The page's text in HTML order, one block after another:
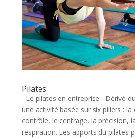
Pilates
Le pilates en entreprise Dérivé
une activité basée sur six piliers :
contrôle, le centrage, la précision,
respiration. Les apports du pilates